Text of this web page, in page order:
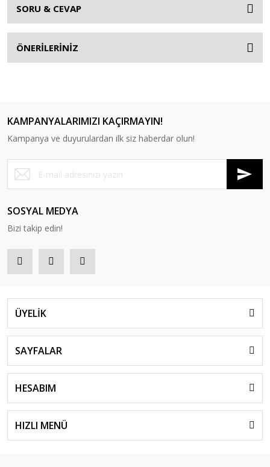
SORU & CEVAP
ÖNERİLERİNİZ
KAMPANYALARIMIZI KAÇIRMAYIN!
Kampanya ve duyurulardan ilk siz haberdar olun!
SOSYAL MEDYA
Bizi takip edin!
ÜYELİK
SAYFALAR
HESABIM
HIZLI MENÜ